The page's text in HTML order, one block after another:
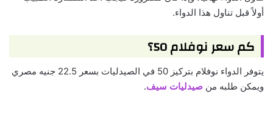
أولاً قبل تناول هذا الدواء.
كم سعر نوفلام 50؟
يتوفر الدواء نوفلام بتركيز 50 في الصيدليات بسعر 22.5 جنيه مصري
ويمكن طلبه من صيدليات سيف.